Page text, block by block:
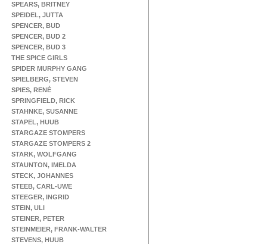
SPEARS, BRITNEY
SPEIDEL, JUTTA
SPENCER, BUD
SPENCER, BUD 2
SPENCER, BUD 3
THE SPICE GIRLS
SPIDER MURPHY GANG
SPIELBERG, STEVEN
SPIES, RENÉ
SPRINGFIELD, RICK
STAHNKE, SUSANNE
STAPEL, HUUB
STARGAZE STOMPERS
STARGAZE STOMPERS 2
STARK, WOLFGANG
STAUNTON, IMELDA
STECK, JOHANNES
STEEB, CARL-UWE
STEEGER, INGRID
STEIN, ULI
STEINER, PETER
STEINMEIER, FRANK-WALTER
STEVENS, HUUB